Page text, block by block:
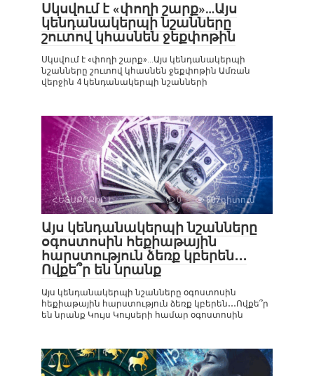
Սկսվում է «փողի շարք»…Այս
կենդանակերպի նշանները
շուտով կհասնեն ջեքփոթին
Սկսվում է «փողի շարք»…Այս կենդանակերպի
նշանները շուտով կհասնեն ջեքփոթին Ամռան
վերջին 4 կենդանակերպի նշանների
ՀԵՏԱՔՐՔԻՐ Է 0 807դիտում
Այս կենդանակերպի նշանները
օգոստոսին հեքիաթային
հարստություն ձեռք կբերեն․․․
Ովքե՞ր են նրանք
Այս կենդանակերպի նշանները օգոստոսին
հեքիաթային հարստություն ձեռք կբերեն․․․Ովքե՞ր
են նրանք Կույս Կույսերի համար օգոստոսին